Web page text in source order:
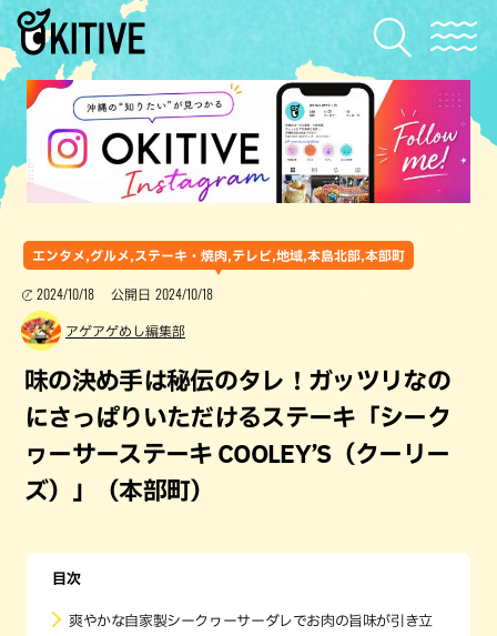
エンタメ,グルメ,ステーキ・焼肉,テレビ,地域,本島北部,本部町
2024/10/18 公開日 2024/10/18
アゲアゲめし編集部
味の決め手は秘伝のタレ！ガッツリなの
にさっぱりいただけるステーキ「シーク
ヮーサーステーキ COOLEY’S（クーリー
ズ）」（本部町）
目次
爽やかな自家製シークヮーサーダレでお肉の旨味が引き立